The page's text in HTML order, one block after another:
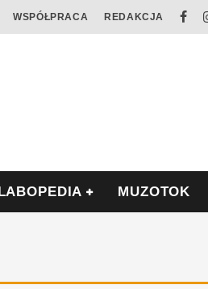
WSPÓŁPRACA REDAKCJA
MUZOTOK